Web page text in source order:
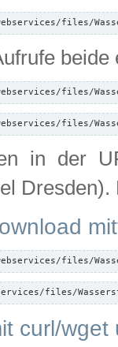
files/
beide
files/
files/
in der
files/
files/
curl/